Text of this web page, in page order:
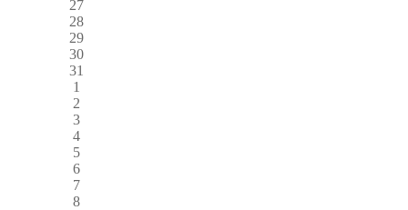
27
28
29
30
31
1
2
3
4
5
6
7
8